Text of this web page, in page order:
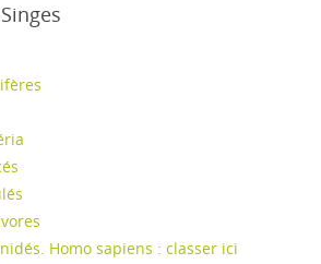
Homo sapiens : classer ici